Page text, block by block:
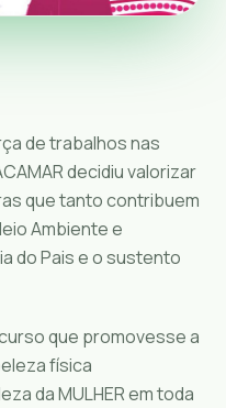
de trabalhos nas
decidiu valorizar
que tanto contribuem
Ambiente e
do Pais e o sustento
que promovesse a
física
da MULHER em toda